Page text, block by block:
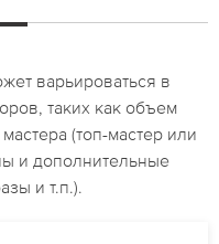
варьироваться в
таких как объем
(топ-мастер или
и дополнительные
и т.п.).